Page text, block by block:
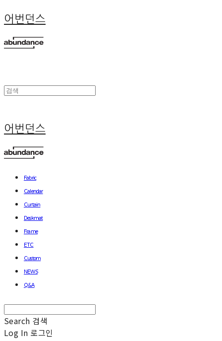
어번던스
어번던스
Fabric
Calendar
Curtain
Deskmat
Frame
ETC
Custom
NEWS
Q&A
Search 검색
Log In 로그인